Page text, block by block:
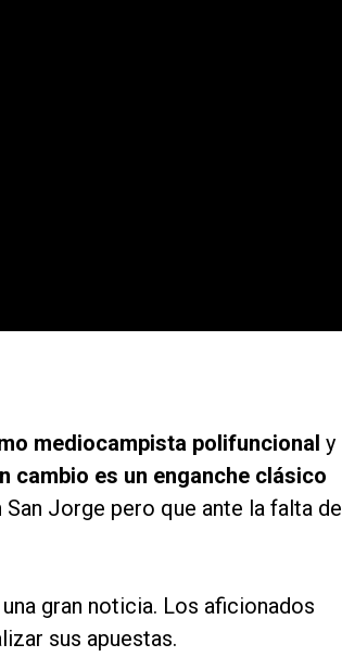
mediocampista polifuncional y
cambio es un enganche clásico
Jorge pero que ante la falta de
gran noticia. Los aficionados
sus apuestas.